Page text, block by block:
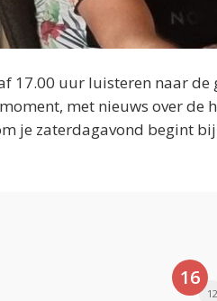
17.00 uur luisteren naar
met nieuws over de
je zaterdagavond begint
16
12